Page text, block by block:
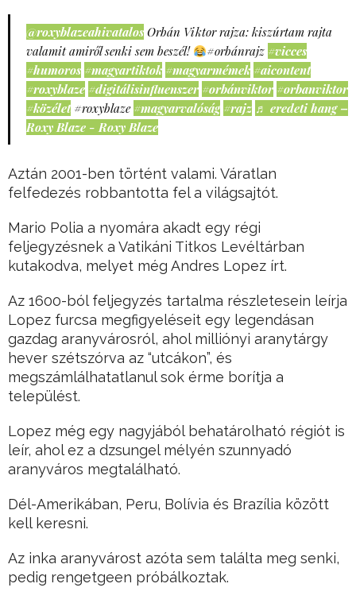
@roxyblazeahivatalos Orbán Viktor rajza: kiszúrtam rajta
valamit amiről senki sem beszél!
#orbánrajz #vicces
#humoros #magyartiktok #magyarmémek #aicontent
#roxyblaze #digitálisinfluenszer #orbánviktor #orbanviktor
#közélet #roxyblaze #magyarvalóság #rajz ♬ eredeti hang –
Roxy Blaze - Roxy Blaze
Aztán 2001-ben történt valami. Váratlan
felfedezés robbantotta fel a világsajtót.
Mario Polia a nyomára akadt egy régi
feljegyzésnek a Vatikáni Titkos Levéltárban
kutakodva, melyet még Andres Lopez írt.
Az 1600-ból feljegyzés tartalma részletesein leírja
Lopez furcsa megfigyeléseit egy legendásan
gazdag aranyvárosról, ahol milliónyi aranytárgy
hever szétszórva az “utcákon”, és
megszámlálhatatlanul sok érme borítja a
települést.
Lopez még egy nagyjából behatárolható régiót is
leír, ahol ez a dzsungel mélyén szunnyadó
aranyváros megtalálható.
Dél-Amerikában, Peru, Bolívia és Brazília között
kell keresni.
Az inka aranyvárost azóta sem találta meg senki,
pedig rengetgeen próbálkoztak.